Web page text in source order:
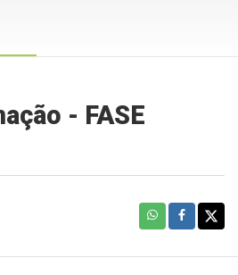
- FASE